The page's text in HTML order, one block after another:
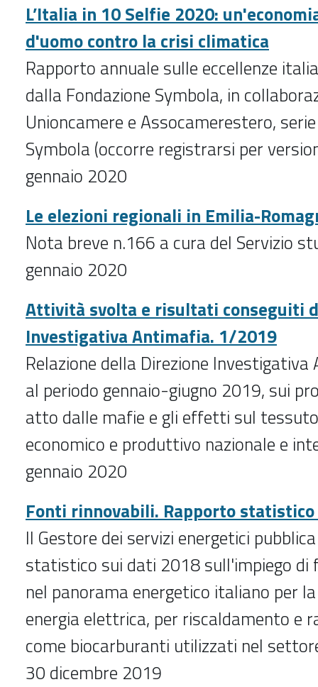
L’Italia in 10 Selfie 2020:
d'uomo contro la crisi climatica
Rapporto annuale sulle eccellenze
dalla Fondazione Symbola, in
Unioncamere e Assocamerestero,
Symbola (occorre registrarsi per
gennaio 2020
Le elezioni regionali in Emilia-
Nota breve n.166 a cura del Servizio
gennaio 2020
Attività svolta e risultati conseguiti
Investigativa Antimafia. 1/2019
Relazione della Direzione
al periodo gennaio-giugno 2019, sui
atto dalle mafie e gli effetti sul
economico e produttivo nazionale e
gennaio 2020
Fonti rinnovabili. Rapporto
Il Gestore dei servizi energetici
statistico sui dati 2018 sull'impiego di
nel panorama energetico italiano per
energia elettrica, per riscaldamento e
come biocarburanti utilizzati nel
30 dicembre 2019